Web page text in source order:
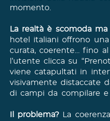
momento.
La realtà è scomoda ma
hotel italiani offrono
curata, coerente… fino
l’utente clicca su
viene catapultati in
visivamente distaccate
di campi da compilare e
Il problema? La